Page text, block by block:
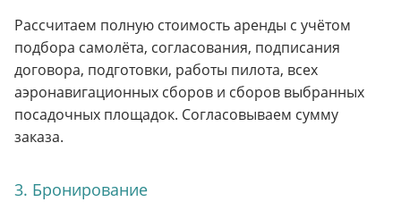
Рассчитаем полную стоимость аренды с учётом
подбора самолёта, согласования, подписания
договора, подготовки, работы пилота, всех
аэронавигационных сборов и сборов выбранных
посадочных площадок. Согласовываем сумму
заказа.
3. Бронирование